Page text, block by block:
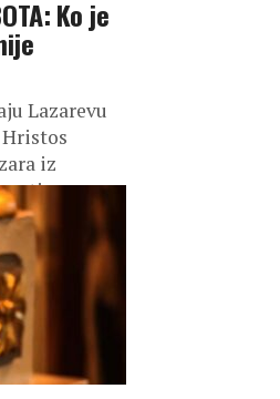
Ko je
Lazarevu
Hristos
iz